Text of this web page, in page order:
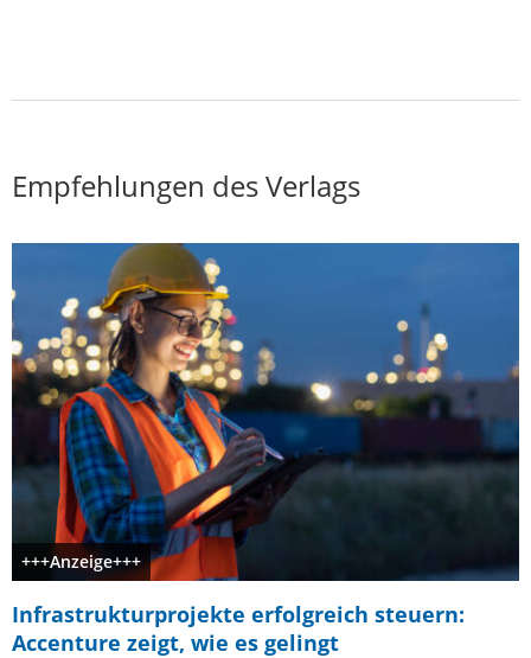
Empfehlungen des Verlags
+++Anzeige+++
Infrastrukturprojekte erfolgreich steuern:
Accenture zeigt, wie es gelingt